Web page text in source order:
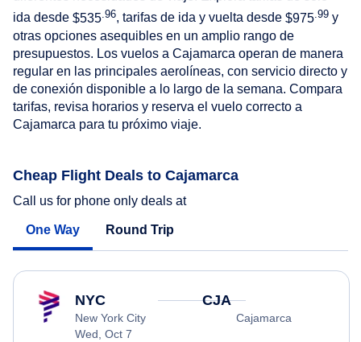
ida desde $535 .96, tarifas de ida y vuelta desde $975 .99 y
otras opciones asequibles en un amplio rango de
presupuestos. Los vuelos a Cajamarca operan de manera
regular en las principales aerolíneas, con servicio directo y
de conexión disponible a lo largo de la semana. Compara
tarifas, revisa horarios y reserva el vuelo correcto a
Cajamarca para tu próximo viaje.
Cheap Flight Deals to Cajamarca
Call us for phone only deals at
One Way Round Trip
NYC
New York City
Wed, Oct 7
CJA
Cajamarca